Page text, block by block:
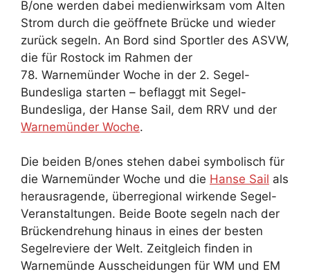
B/one werden dabei medienwirksam vom Alten
Strom durch die geöffnete Brücke und wieder
zurück segeln. An Bord sind Sportler des ASVW,
die für Rostock im Rahmen der
78. Warnemünder Woche in der 2. Segel-
Bundesliga starten – beflaggt mit Segel-
Bundesliga, der Hanse Sail, dem RRV und der
Warnemünder Woche.
Die beiden B/ones stehen dabei symbolisch für
die Warnemünder Woche und die Hanse Sail als
herausragende, überregional wirkende Segel-
Veranstaltungen. Beide Boote segeln nach der
Brückendrehung hinaus in eines der besten
Segelreviere der Welt. Zeitgleich finden in
Warnemünde Ausscheidungen für WM und EM